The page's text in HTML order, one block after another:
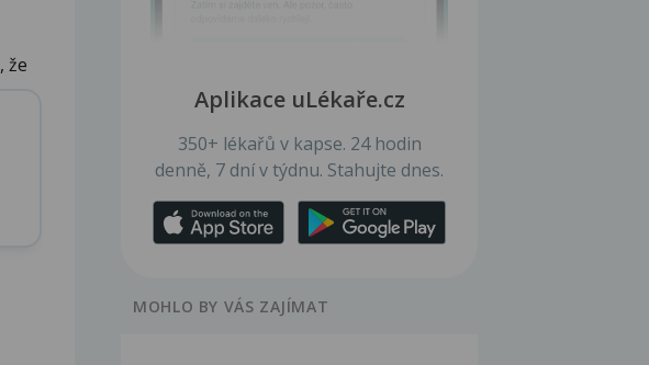
že
Aplikace uLékaře.cz
350+ lékařů v kapse. 24 hodin
denně, 7 dní v týdnu. Stahujte dnes.
MOHLO BY VÁS ZAJÍMAT